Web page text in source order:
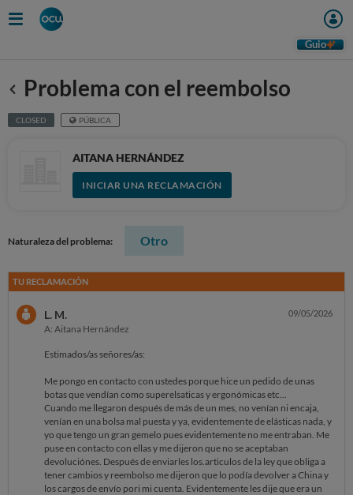
Guio
Anterior
Problema con el reembolso
CLOSED PÚBLICA
AITANA HERNÁNDEZ
INICIAR UNA RECLAMACIÓN
Naturaleza del problema: Otro
TU RECLAMACIÓN
L. M.
A: Aitana Hernández
09/05/2026
Estimados/as señores/as:
Me pongo en contacto con ustedes porque hice un pedido de unas
botas que vendían como superelsaticas y ergonómicas etc...
Cuando me llegaron después de más de un mes, no venían ni encaja,
venían en una bolsa mal puesta y ya, evidentemente de elásticas nada, y
yo que tengo un gran gemelo pues evidentemente no me entraban. Me
puse en contacto con ellas y me dijeron que no se aceptaban
devoluciónes. Después de enviarles los.articulos de la ley que obliga a
tener cambios y reembolso me dijeron que lo podía devolver a China y
los cargos de envío pori mi cuenta. Evidentemente les dije que era un